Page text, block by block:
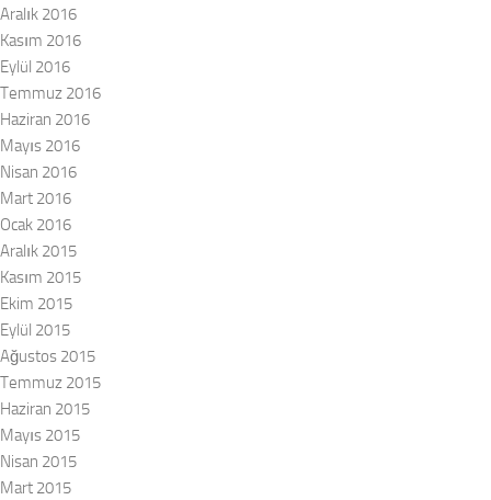
Aralık 2016
Kasım 2016
Eylül 2016
Temmuz 2016
Haziran 2016
Mayıs 2016
Nisan 2016
Mart 2016
Ocak 2016
Aralık 2015
Kasım 2015
Ekim 2015
Eylül 2015
Ağustos 2015
Temmuz 2015
Haziran 2015
Mayıs 2015
Nisan 2015
Mart 2015